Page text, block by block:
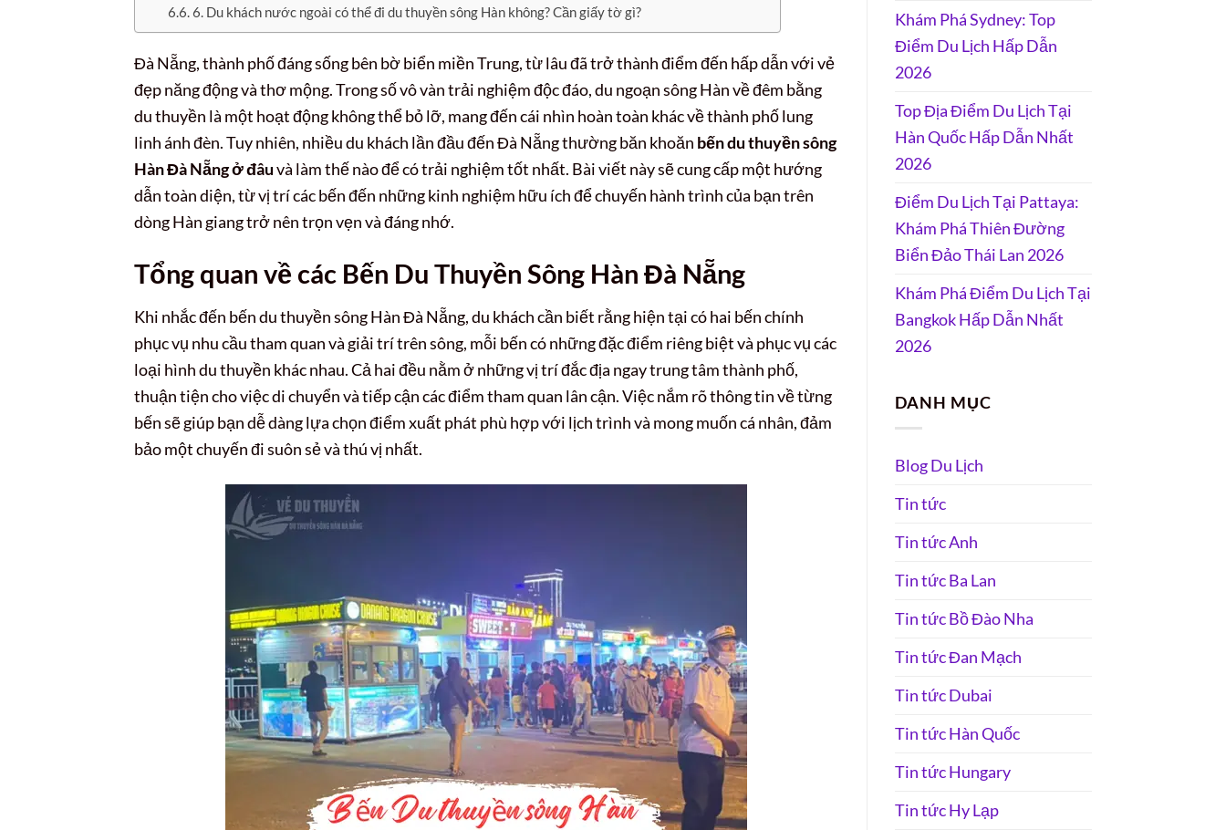
6. Du khách nước ngoài có thể đi du thuyền sông Hàn không? Cần giấy tờ gì?
Đà Nẵng, thành phố đáng sống bên bờ biển miền Trung, từ lâu đã trở thành điểm đến hấp dẫn với vẻ
đẹp năng động và thơ mộng. Trong số vô vàn trải nghiệm độc đáo, du ngoạn sông Hàn về đêm bằng
du thuyền là một hoạt động không thể bỏ lỡ, mang đến cái nhìn hoàn toàn khác về thành phố lung
linh ánh đèn. Tuy nhiên, nhiều du khách lần đầu đến Đà Nẵng thường băn khoăn bến du thuyền sông
Hàn Đà Nẵng ở đâuvà làm thế nào để có trải nghiệm tốt nhất. Bài viết này sẽ cung cấp một hướng
dẫn toàn diện, từ vị trí các bến đến những kinh nghiệm hữu ích để chuyến hành trình của bạn trên
dòng Hàn giang trở nên trọn vẹn và đáng nhớ.
Tổng quan về các Bến Du Thuyền Sông Hàn Đà Nẵng
Khi nhắc đến bến du thuyền sông Hàn Đà Nẵng, du khách cần biết rằng hiện tại có hai bến chính
phục vụ nhu cầu tham quan và giải trí trên sông, mỗi bến có những đặc điểm riêng biệt và phục vụ các
loại hình du thuyền khác nhau. Cả hai đều nằm ở những vị trí đắc địa ngay trung tâm thành phố,
thuận tiện cho việc di chuyển và tiếp cận các điểm tham quan lân cận. Việc nắm rõ thông tin về từng
bến sẽ giúp bạn dễ dàng lựa chọn điểm xuất phát phù hợp với lịch trình và mong muốn cá nhân, đảm
bảo một chuyến đi suôn sẻ và thú vị nhất.
Khám Phá Sydney: Top
Điểm Du Lịch Hấp Dẫn
2026
Top Địa Điểm Du Lịch Tại
Hàn Quốc Hấp Dẫn Nhất
2026
Điểm Du Lịch Tại Pattaya:
Khám Phá Thiên Đường
Biển Đảo Thái Lan 2026
Khám Phá Điểm Du Lịch Tại
Bangkok Hấp Dẫn Nhất
2026
DANH MỤC
Blog Du Lịch
Tin tức
Tin tức Anh
Tin tức Ba Lan
Tin tức Bồ Đào Nha
Tin tức Đan Mạch
Tin tức Dubai
Tin tức Hàn Quốc
Tin tức Hungary
Tin tức Hy Lạp